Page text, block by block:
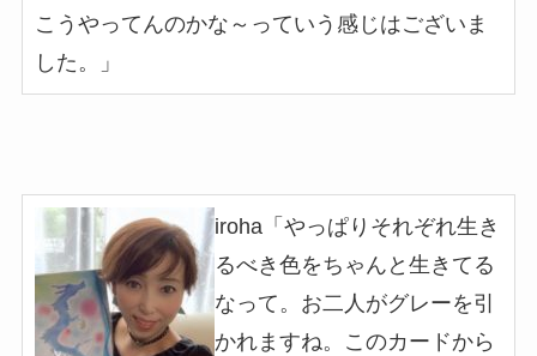
こうやってんのかな～っていう感じはございま
した。」
iroha「やっぱりそれぞれ生き
るべき色をちゃんと生きてる
なって。お二人がグレーを引
かれますね。このカードから